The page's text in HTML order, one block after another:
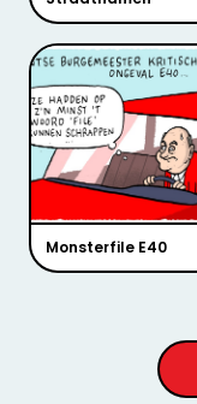
Monsterfile E40